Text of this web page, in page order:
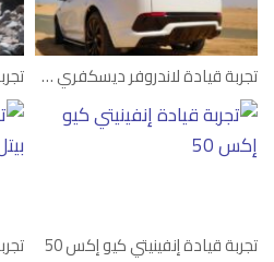
تجربة قيادة لاندروفر ديسكفري سبورت
تجربة قيادة إنفينيتي كيو إكس 50